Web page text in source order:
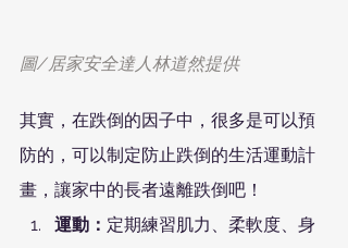
圖/居家安全達人林道然提供
其實，在跌倒的因子中，很多是可以預
防的，可以制定防止跌倒的生活運動計
畫，讓家中的長者遠離跌倒吧！
運動： 定期練習肌力、柔軟度、身